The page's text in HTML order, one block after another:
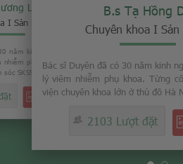
Loan
I Sản Phụ khoa
năm kinh nghiệm trong việc
phụ khoa. Từng là Phó
SKSS tỉnh Thái Bình...
ĐẶT HẸN NGAY
B.s Tạ Hồng
Chuyên khoa I
Bác sĩ Duyên đã có 30 năm kinh
lý viêm nhiễm phụ khoa. Từng
viện chuyên khoa lớn ở thủ đô Hà
2103 Lượt đặt